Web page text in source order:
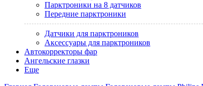
Парктроники на 8 датчиков
Передние парктроники
Датчики для парктроников
Аксессуары для парктроников
Автокорректоры фар
Ангельские глазки
Еще